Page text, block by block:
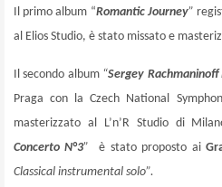
Il primo album “Romantic Journey”
al Elios Studio, è stato missato e
Il secondo album “Sergey Rachmaninoff
Praga con la Czech National
masterizzato al L’n’R Studio di
Concerto N°3” è stato proposto ai
Classical instrumental solo”.